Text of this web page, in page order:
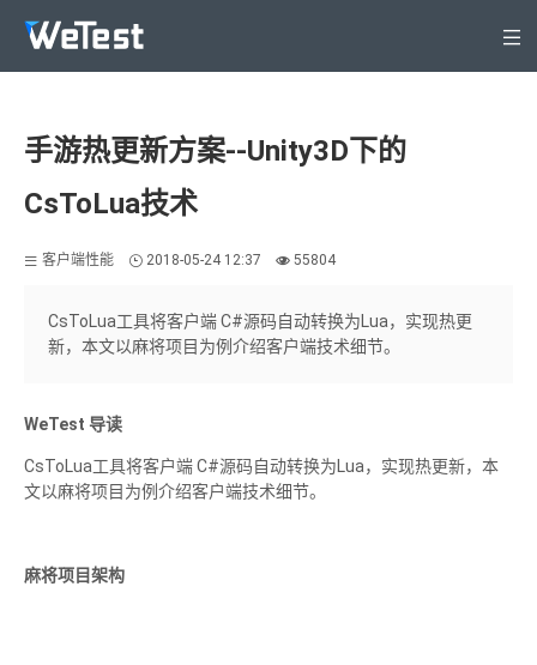
解决方案
定价
WeTest生态
关于WeTest
手游热更新方案--Unity3D下的
CsToLua技术
客户端性能 2018-05-24 12:37 55804
CsToLua工具将客户端 C#源码自动转换为Lua，实现热更
新，本文以麻将项目为例介绍客户端技术细节。
WeTest 导读
CsToLua工具将客户端 C#源码自动转换为Lua，实现热更新，本
文以麻将项目为例介绍客户端技术细节。
麻将项目架构